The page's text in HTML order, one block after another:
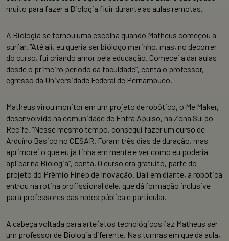
muito para fazer a Biologia fluir durante as aulas remotas.
A Biologia se tornou uma escolha quando Matheus começou a
surfar. “Até ali, eu queria ser biólogo marinho, mas, no decorrer
do curso, fui criando amor pela educação. Comecei a dar aulas
desde o primeiro período da faculdade”, conta o professor,
egresso da Universidade Federal de Pernambuco.
Matheus virou monitor em um projeto de robótico, o Me Maker,
desenvolvido na comunidade de Entra Apulso, na Zona Sul do
Recife. “Nesse mesmo tempo, consegui fazer um curso de
Arduíno Básico no CESAR. Foram três dias de duração, mas
aprimorei o que eu já tinha em mente e ver como eu poderia
aplicar na Biologia”, conta. O curso era gratuito, parte do
projeto do Prêmio Finep de Inovação. Dali em diante, a robótica
entrou na rotina profissional dele, que dá formação inclusive
para professores das redes pública e particular.
A cabeça voltada para artefatos tecnológicos faz Matheus ser
um professor de Biologia diferente. Nas turmas em que dá aula,